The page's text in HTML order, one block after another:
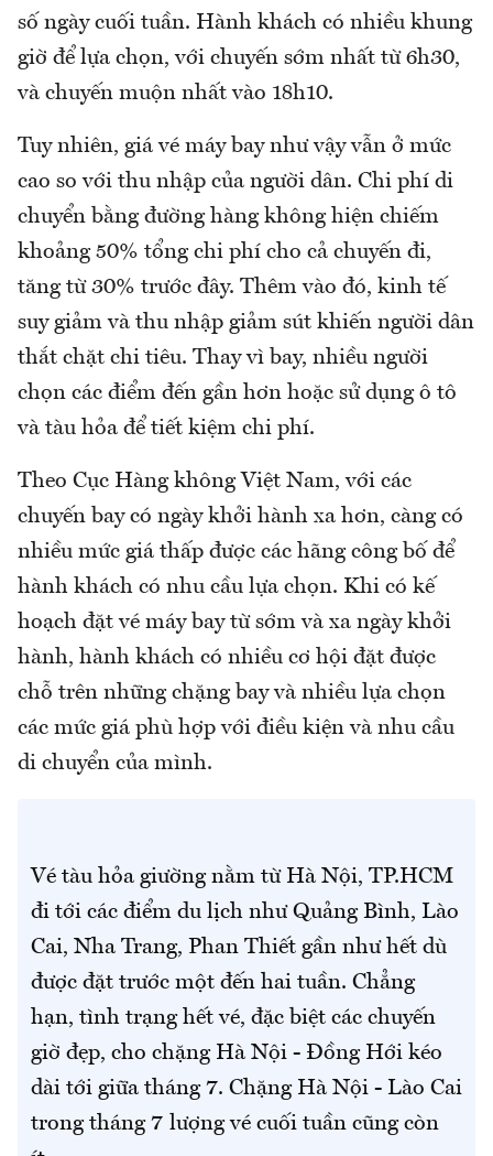
số ngày cuối tuần. Hành khách có nhiều khung
giờ để lựa chọn, với chuyến sớm nhất từ 6h30,
và chuyến muộn nhất vào 18h10.
Tuy nhiên, giá vé máy bay như vậy vẫn ở mức
cao so với thu nhập của người dân. Chi phí di
chuyển bằng đường hàng không hiện chiếm
khoảng 50% tổng chi phí cho cả chuyến đi,
tăng từ 30% trước đây. Thêm vào đó, kinh tế
suy giảm và thu nhập giảm sút khiến người dân
thắt chặt chi tiêu. Thay vì bay, nhiều người
chọn các điểm đến gần hơn hoặc sử dụng ô tô
và tàu hỏa để tiết kiệm chi phí.
Theo Cục Hàng không Việt Nam, với các
chuyến bay có ngày khởi hành xa hơn, càng có
nhiều mức giá thấp được các hãng công bố để
hành khách có nhu cầu lựa chọn. Khi có kế
hoạch đặt vé máy bay từ sớm và xa ngày khởi
hành, hành khách có nhiều cơ hội đặt được
chỗ trên những chặng bay và nhiều lựa chọn
các mức giá phù hợp với điều kiện và nhu cầu
di chuyển của mình.
Vé tàu hỏa giường nằm từ Hà Nội, TP.HCM
đi tới các điểm du lịch như Quảng Bình, Lào
Cai, Nha Trang, Phan Thiết gần như hết dù
được đặt trước một đến hai tuần. Chẳng
hạn, tình trạng hết vé, đặc biệt các chuyến
giờ đẹp, cho chặng Hà Nội - Đồng Hới kéo
dài tới giữa tháng 7. Chặng Hà Nội - Lào Cai
trong tháng 7 lượng vé cuối tuần cũng còn